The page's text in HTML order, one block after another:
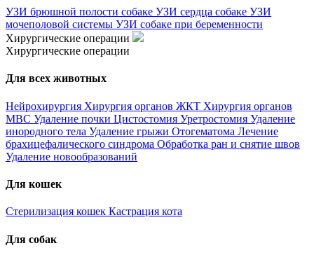
УЗИ брюшной полости собаке УЗИ сердца собаке УЗИ
мочеполовой системы УЗИ собаке при беременности
Хирургические операции
Хирургические операции
Для всех животных
Нейрохирургия Хирургия органов ЖКТ Хирургия органов
МВС Удаление почки Цистостомия Уретростомия Удаление
инородного тела Удаление грыжи Отогематома Лечение
брахицефалического синдрома Обработка ран и снятие швов
Удаление новообразований
Для кошек
Стерилизация кошек Кастрация кота
Для собак